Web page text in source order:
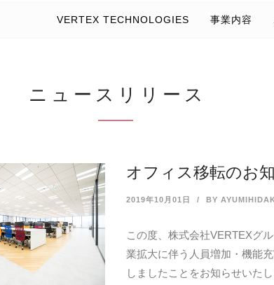
VERTEX TECHNOLOGIES 事業内容
ニュースリリース
オフィス移転のお
2019年10月01日 BY
この度、株式会社VERTEXグ
業拡大に伴う人員増加・機能
しましたことをお知らせいた